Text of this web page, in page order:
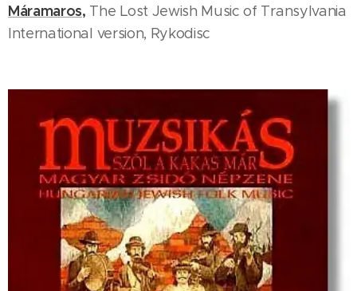
Máramaros, The Lost Jewish Music of Transylvania
International version, Rykodisc